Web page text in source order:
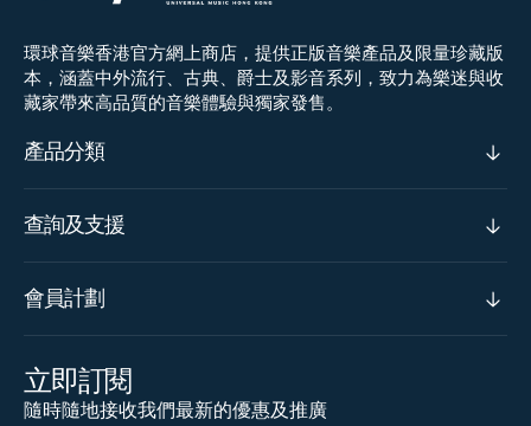
環球音樂香港官方網上商店，提供正版音樂產品及限量珍藏版
本，涵蓋中外流行、古典、爵士及影音系列，致力為樂迷與收
藏家帶來高品質的音樂體驗與獨家發售。
產品分類
查詢及支援
會員計劃
立即訂閱
隨時隨地接收我們最新的優惠及推廣